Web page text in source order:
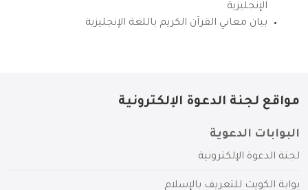
الإنجليزية
بيان معاني القرآن الكريم باللغة الإنجليزية
مواقع لجنة الدعوة الإلكترونية
البوابات الدعوية
لجنة الدعوة الإلكترونية
بوابة الكويت للتعريف بالإسلام